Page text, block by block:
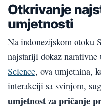
Otkrivanje
umjetnosti
Na indonezijskom otoku
najstariji dokaz narativne
Science, ova umjetnina,
interakciji sa svinjom,
umjetnost za pričanje